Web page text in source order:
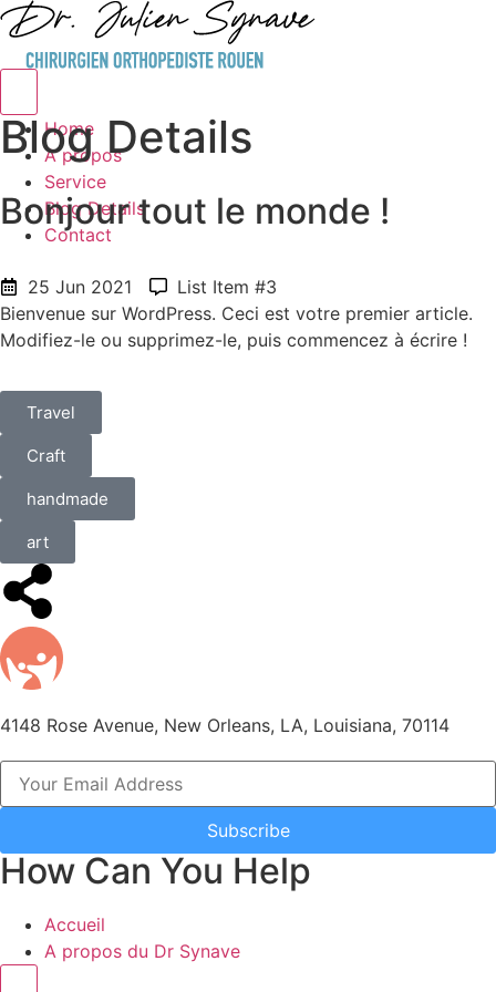
Home
A propos
Service
Blog Details
Contact
Blog Details
Bonjour tout le monde !
25 Jun 2021
List Item #3
Bienvenue sur WordPress. Ceci est votre premier article.
Modifiez-le ou supprimez-le, puis commencez à écrire !
Travel
Craft
handmade
art
4148 Rose Avenue, New Orleans, LA, Louisiana, 70114
Subscribe
How Can You Help
Accueil
A propos du Dr Synave